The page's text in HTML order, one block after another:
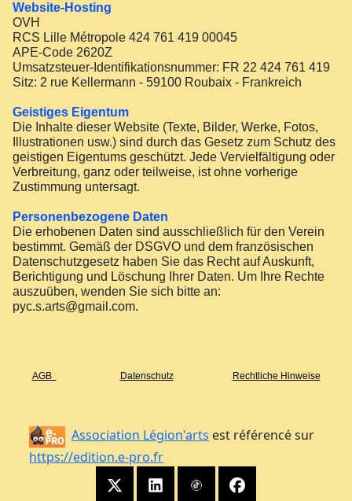
Website-Hosting
OVH
RCS Lille Métropole 424 761 419 00045
APE-Code 2620Z
Umsatzsteuer-Identifikationsnummer: FR 22 424 761 419
Sitz: 2 rue Kellermann - 59100 Roubaix - Frankreich
Geistiges Eigentum
Die Inhalte dieser Website (Texte, Bilder, Werke, Fotos,
Illustrationen usw.) sind durch das Gesetz zum Schutz des
geistigen Eigentums geschützt. Jede Vervielfältigung oder
Verbreitung, ganz oder teilweise, ist ohne vorherige
Zustimmung untersagt.
Personenbezogene Daten
Die erhobenen Daten sind ausschließlich für den Verein
bestimmt. Gemäß der DSGVO und dem französischen
Datenschutzgesetz haben Sie das Recht auf Auskunft,
Berichtigung und Löschung Ihrer Daten. Um Ihre Rechte
auszuüben, wenden Sie sich bitte an:
pyc.s.arts@gmail.com.
AGB Datenschutz Rechtliche Hinweise
Association Légion'arts est référencé sur
https://edition.e-pro.fr